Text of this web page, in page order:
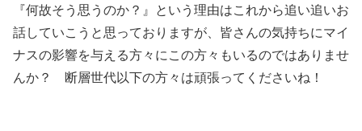
『何故そう思うのか？』という理由はこれから追い追いお
話していこうと思っておりますが、皆さんの気持ちにマイ
ナスの影響を与える方々にこの方々もいるのではありませ
んか？ 断層世代以下の方々は頑張ってくださいね！